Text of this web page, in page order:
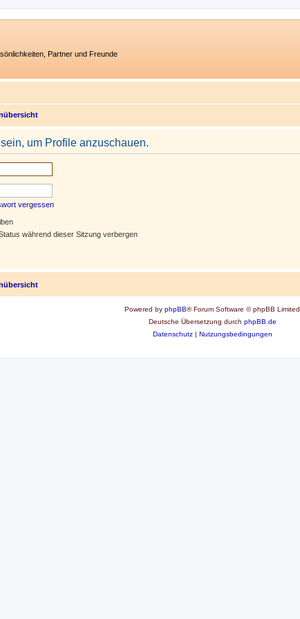
Partner und Freunde
um Profile anzuschauen.
vergessen
während dieser Sitzung verbergen
Powered by phpBB® Forum Software © phpBB Limited
Deutsche Übersetzung durch phpBB.de
Datenschutz| Nutzungsbedingungen